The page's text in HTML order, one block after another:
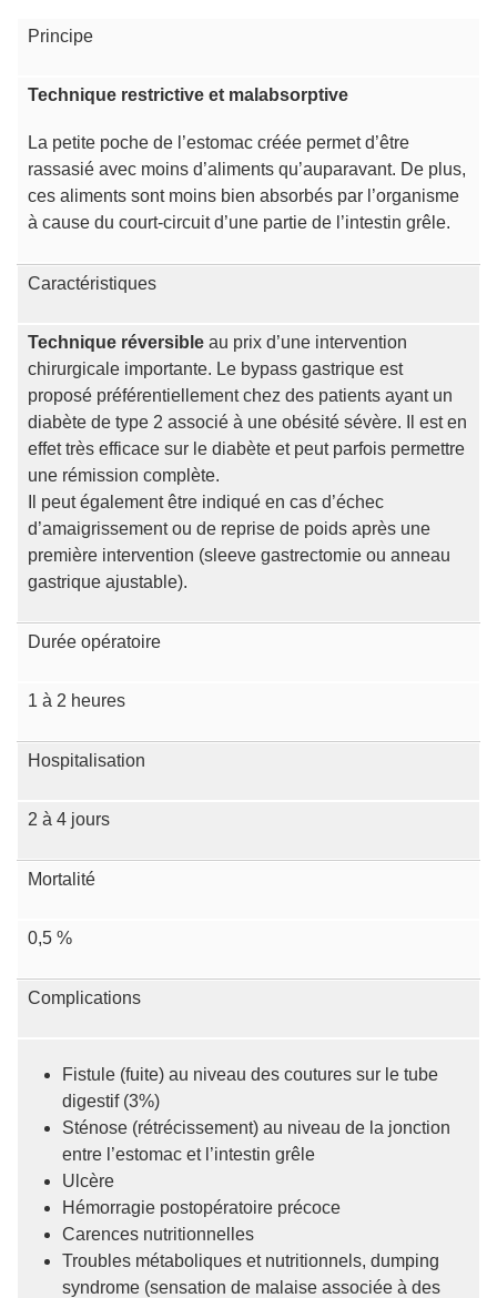
Principe
Technique restrictive et malabsorptive
La petite poche de l’estomac créée permet d’être
rassasié avec moins d’aliments qu’auparavant. De plus,
ces aliments sont moins bien absorbés par l’organisme
à cause du court-circuit d’une partie de l’intestin grêle.
Caractéristiques
Technique réversible au prix d’une intervention
chirurgicale importante. Le bypass gastrique est
proposé préférentiellement chez des patients ayant un
diabète de type 2 associé à une obésité sévère. Il est en
effet très efficace sur le diabète et peut parfois permettre
une rémission complète.
Il peut également être indiqué en cas d’échec
d’amaigrissement ou de reprise de poids après une
première intervention (sleeve gastrectomie ou anneau
gastrique ajustable).
Durée opératoire
1 à 2 heures
Hospitalisation
2 à 4 jours
Mortalité
0,5 %
Complications
Fistule (fuite) au niveau des coutures sur le tube
digestif (3%)
Sténose (rétrécissement) au niveau de la jonction
entre l’estomac et l’intestin grêle
Ulcère
Hémorragie postopératoire précoce
Carences nutritionnelles
Troubles métaboliques et nutritionnels, dumping
syndrome (sensation de malaise associée à des